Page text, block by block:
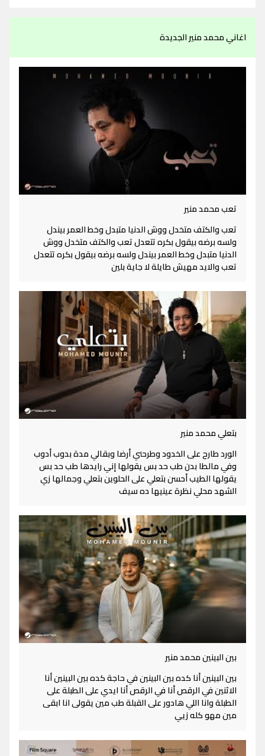
اغاني محمد منير الجديدة
تعب محمد منير
تعب والكتف متخدل ووش الدنيا متبدل وخط العمر بيندل
ولسه برضه بيقول بكره تتعدل تعب والكتف متخدل ووش
الدنيا متبدل وخط العمر بيندل ولسه برضه بيقول بكره تتعدل
تعب والايد مهيش طايلة لا جاية بلين
بتعلي محمد منير
الورد طارح على الخدود وطرحني أرضا وبقالي مدة بدوب أدوب
وفي مالطا بدن طب حد بس يقولها إني رايدها طب حد بس
يقولها الطيب أحسن بتعلي على الحلوين بتعلي وجمالها زي
الشهد محلي نظرة عينيها ده سيف
بين البينين محمد منير
بين البينين أنا كده بين البينين في حاجة كده بين البينين أنا
الاثنين في الرقص أنا في الرقص أنا ايدي على الطبلة على
الطبلة وانا اللي هادور على القبلة طب مين يقولى انا ابقى
مين مهو كله زيي